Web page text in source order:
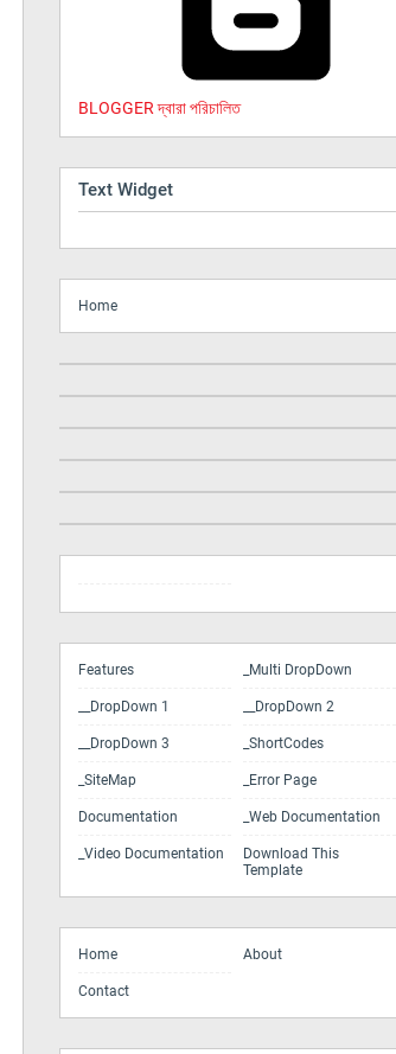
BLOGGER দ্বারা পরিচালিত
Text Widget
Home
Features _Multi DropDown
__DropDown 1 __DropDown 2
__DropDown 3 _ShortCodes
_SiteMap _Error Page
Documentation _Web Documentation
_Video Documentation
Download This
Template
Home About
Contact